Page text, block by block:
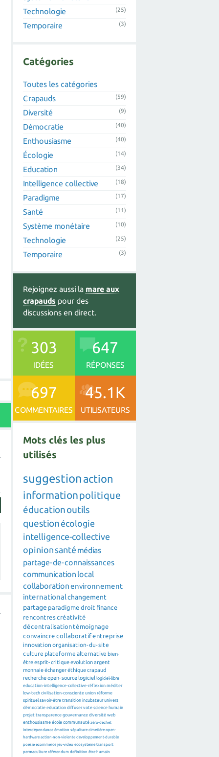
Technologie (25)
Temporaire (3)
Catégories
Toutes les catégories
Crapauds
(59)
Diversité (9)
Démocratie (40)
Enthousiasme (40)
Écologie (14)
Education (34)
Intelligence collective (18)
Paradigme (17)
Santé (11)
Système monétaire (10)
Technologie (25)
Temporaire (3)
Rejoignez aussi la mare aux
crapauds pour des
discussions en direct.
303
IDÉES
647
RÉPONSES
697
COMMENTAIRES
45.1K
UTILISATEURS
Mots clés les plus
utilisés
suggestion action
informationpolitique
éducationoutils
question écologie
intelligence-collective
opinion santé médias
partage-de-connaissances
communication local
collaborationenvironnement
internationalchangement
partage paradigme droit finance
rencontrescréativité
décentralisation témoignage
convaincre collaboratifentreprise
innovation organisation-du-site
culture plateforme alternative bien-
êtreesprit-critiqueevolutionargent
monnaieéchangeréthiquecrapaud
rechercheopen-source logiciel logiciel-libre
education-intelligence-collective-réflexion méditer
low-tech civilisation-consciente union réforme
spirituel savoir-être transition incubateur univers
démocratie education diffuser vote science humain
projet transparence gouvernance diversité web
enthousiasme école communauté zéro-déchet
interdépendance émotion sépulture cimetière open-
hardware action-non-violente developpement-durable
poésie ecommerce jeu-video ecosysteme transport
permaculture référendum definition être-humain